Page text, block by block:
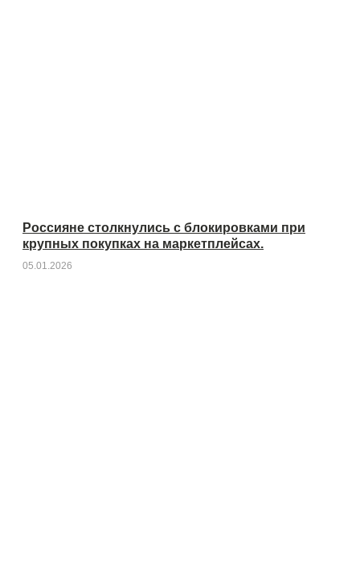
Россияне столкнулись с блокировками при
крупных покупках на маркетплейсах.
05.01.2026